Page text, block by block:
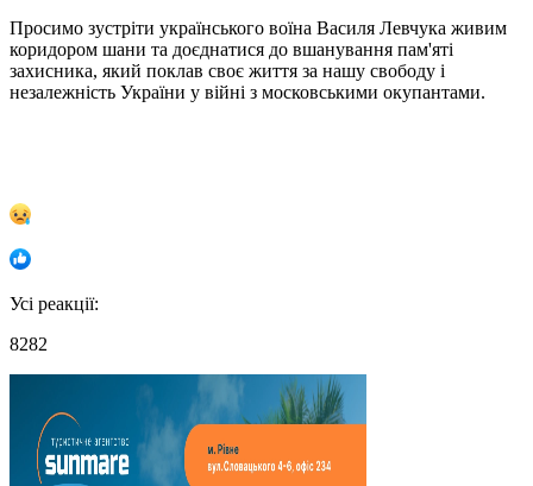
Просимо зустріти українського воїна Василя Левчука живим
коридором шани та доєднатися до вшанування пам'яті
захисника, який поклав своє життя за нашу свободу і
незалежність України у війні з московськими окупантами.
Усі реакції:
8282